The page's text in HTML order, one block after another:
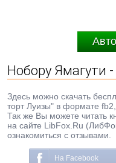
Нобору Ямагути
Здесь можно скачать
торт Луизы" в формате
Так же Вы можете читать
на сайте LibFox.Ru
ознакомиться с отзывами.
На Facebook